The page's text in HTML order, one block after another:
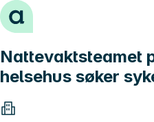
Hopp til innhold
Nattevaktsteamet
helsehus søker